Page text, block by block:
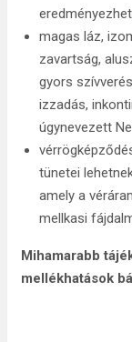
magas láz,
zavartság,
gyors
izzadás,
úgynevezett
tünetei
amely a
mellkasi
Mihamarabb
mellékhatások